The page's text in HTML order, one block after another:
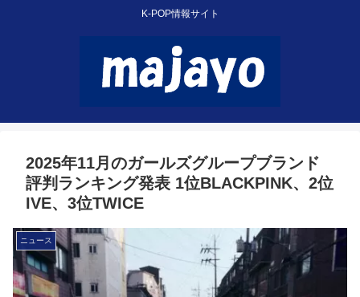
K-POP情報サイト
2025年11月のガールズグループブランド
評判ランキング発表 1位BLACKPINK、2位
IVE、3位TWICE
ニュース